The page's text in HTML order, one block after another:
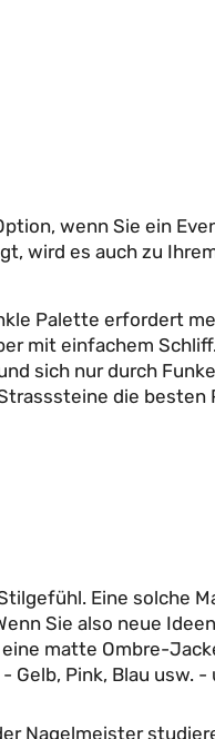
wenn Sie ein
wird es auch zu
Palette erfordert
mit einfachem
sich nur durch
​​die
Eine solche
Sie also neue
matte Ombre-
Pink, Blau usw.
Nagelmeister